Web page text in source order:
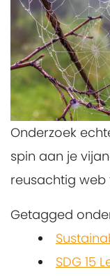
Onderzoek
spin aan je
reusachtig web
Getagged
SDG 15